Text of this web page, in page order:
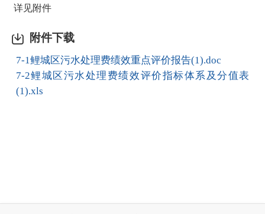
详见附件
附件下载
7-1鲤城区污水处理费绩效重点评价报告(1).doc
7-2鲤城区污水处理费绩效评价指标体系及分值表
(1).xls